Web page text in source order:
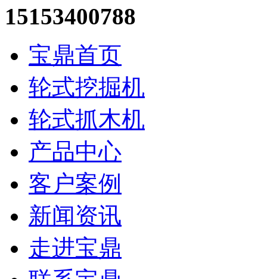
15153400788
宝鼎首页
轮式挖掘机
轮式抓木机
产品中心
客户案例
新闻资讯
走进宝鼎